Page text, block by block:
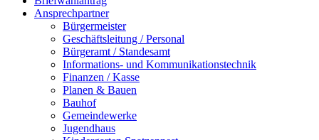
Ansprechpartner
Bürgermeister
Geschäftsleitung / Personal
Bürgeramt / Standesamt
Informations- und Kommunikationstechnik
Finanzen / Kasse
Planen & Bauen
Bauhof
Gemeindewerke
Jugendhaus